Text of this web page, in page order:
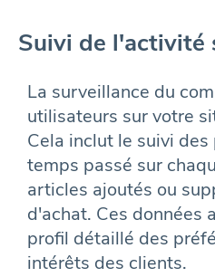
Suivi de l'activité
La surveillance du
utilisateurs sur votre
Cela inclut le suivi
temps passé sur
articles ajoutés ou
d'achat. Ces données
profil détaillé des
intérêts des clients.